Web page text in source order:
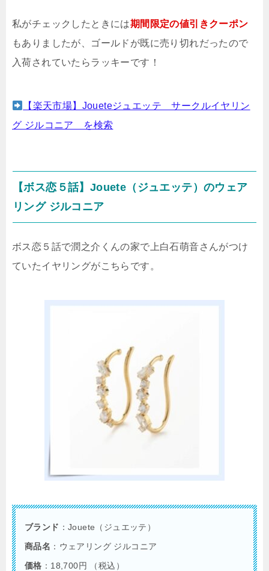
私がチェックしたときには期間限定の値引きクーポン
もありましたが、ゴールドが既に売り切れだったので
入荷されていたらラッキーです！
【楽天市場】Joueteジュエッテ サークルイヤリン
グ ジルコニア を検索
【ボス恋５話】Jouete（ジュエッテ）のウェア
リング ジルコニア
ボス恋５話で潤之介くんの家で上白石萌音さんがつけ
ていたイヤリングがこちらです。
ブランド ：Jouete（ジュエッテ）
商品名 ：ウェアリング ジルコニア
価格 ：18,700円 （税込）